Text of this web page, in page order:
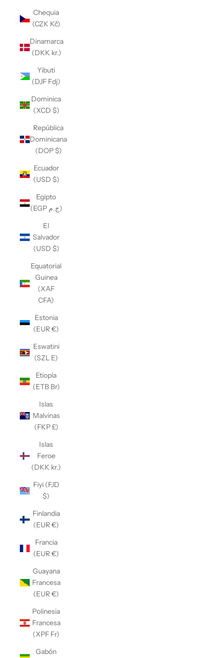
Chequia
(CZK Kč)
Dinamarca
(DKK kr.)
Yibuti
(DJF Fdj)
Dominica
(XCD $)
República
Dominicana
(DOP $)
Ecuador
(USD $)
Egipto
(EGP ج.م)
El
Salvador
(USD $)
Equatorial
Guinea
(XAF
CFA)
Estonia
(EUR €)
Eswatini
(SZL E)
Etiopía
(ETB Br)
Islas
Malvinas
(FKP £)
Islas
Feroe
(DKK kr.)
Fiyi (FJD
$)
Finlandia
(EUR €)
Francia
(EUR €)
Guayana
Francesa
(EUR €)
Polinesia
Francesa
(XPF Fr)
Gabón